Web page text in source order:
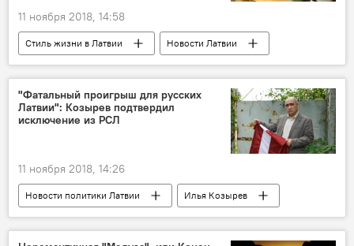
11 ноября 2018, 14:58
Стиль жизни в Латвии Новости Латвии
"Фатальный проигрыш для русских
Латвии": Козырев подтвердил
исключение из РСЛ
11 ноября 2018, 14:26
Новости политики Латвии
Илья Козырев
партия "Русский союз Латвии"